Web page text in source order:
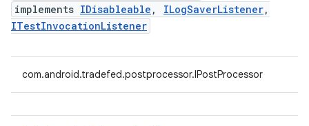
implements IDisableable , ILogSaverListener,
ITestInvocationListener
com.android.tradefed.postprocessor.IPostProcessor